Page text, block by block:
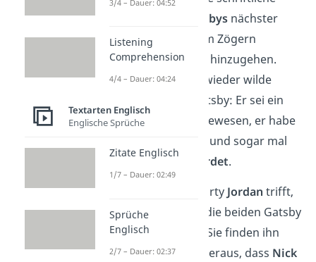
Gatsbys nächster
Party. Nach langem Zögern
entschließt er sich hinzugehen.
Auch hier hört er wieder wilde
über Gatsby: Er sei ein
deutscher
gewesen, er habe
studiert und sogar mal
einen Mannermordet.
Als Nick auf der Party Jordan trifft,
entschließen sich die beiden Gatsby
suchen zu gehen. Sie finden ihn
und es stellt sich heraus, dass Nick
3/4 – Dauer: 04:52
Listening
Comprehension
4/4 – Dauer: 04:24
Textarten Englisch
Englische Sprüche
Zitate Englisch
1/7 – Dauer: 02:49
Sprüche
Englisch
2/7 – Dauer: 02:37